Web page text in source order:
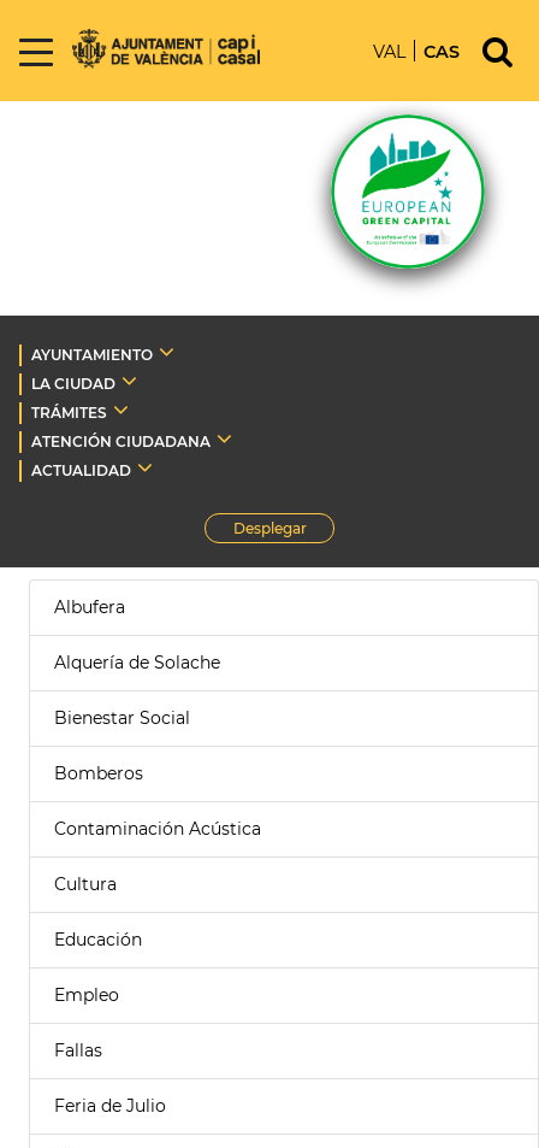
VAL CAS
AYUNTAMIENTO
LA CIUDAD
TRÁMITES
ATENCIÓN CIUDADANA
ACTUALIDAD
Desplegar
Albufera
Alquería de Solache
Bienestar Social
Bomberos
Contaminación Acústica
Cultura
Educación
Empleo
Fallas
Feria de Julio